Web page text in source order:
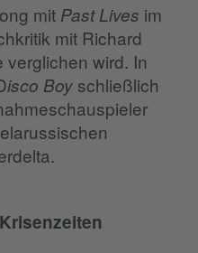
mit Past Lives im
mit Richard
verglichen wird. In
isco Boy schließlich